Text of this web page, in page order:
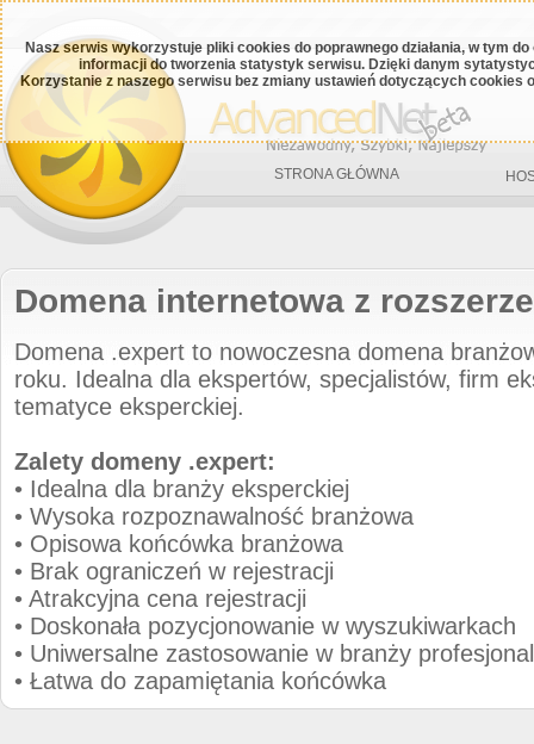
Nasz serwis wykorzystuje pliki cookies do poprawnego działania, w tym
informacji do tworzenia statystyk serwisu. Dzięki danym
Korzystanie z naszego serwisu bez zmiany ustawień dotyczących cookies
STRONA GŁÓWNA
Domena internetowa z
Domena .expert to nowoczesna domena
roku. Idealna dla ekspertów, specjalistów, firm
tematyce eksperckiej.
Zalety domeny .expert:
• Idealna dla branży eksperckiej
• Wysoka rozpoznawalność branżowa
• Opisowa końcówka branżowa
• Brak ograniczeń w rejestracji
• Atrakcyjna cena rejestracji
• Doskonała pozycjonowanie w wyszukiwarkach
• Uniwersalne zastosowanie w branży
• Łatwa do zapamiętania końcówka